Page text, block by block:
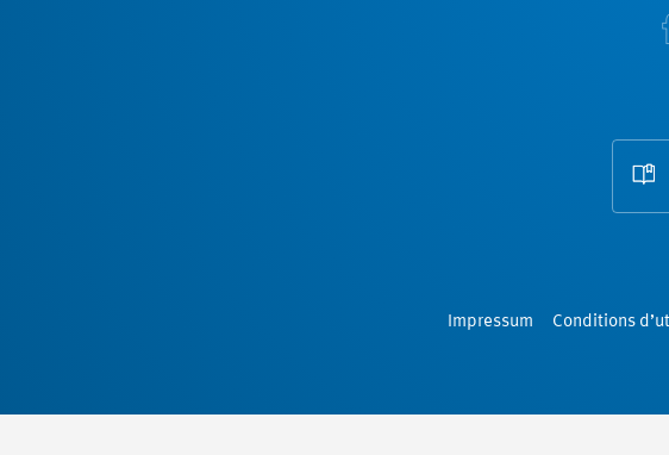
Impressum Conditions